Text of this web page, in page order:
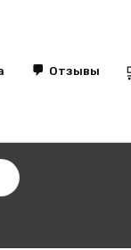
Отзывы